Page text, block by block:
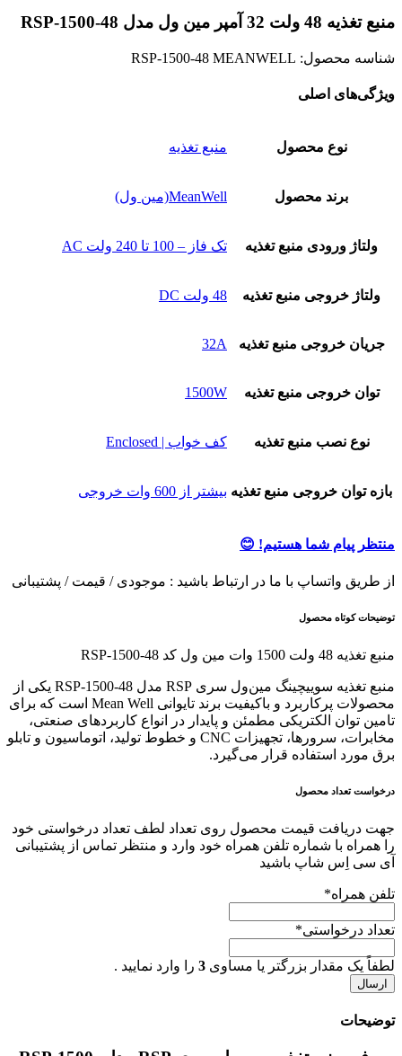
منبع تغذیه 48 ولت 32 آمپر مین ول مدل RSP-1500-48
شناسه محصول: RSP-1500-48 MEANWELL
ویژگی‌های اصلی
نوع محصول منبع تغذیه
برند محصول MeanWell(مین ول)
ولتاژ ورودی منبع تغذیه تک فاز – 100 تا 240 ولت AC
ولتاژ خروجی منبع تغذیه 48 ولت DC
جریان خروجی منبع تغذیه 32A
توان خروجی منبع تغذیه 1500W
نوع نصب منبع تغذیه کف خواب | Enclosed
بازه توان خروجی منبع تغذیه بیشتر از 600 وات خروجی
منتظر پیام شما هستیم! 😊
از طریق واتساپ با ما در ارتباط باشید : موجودی / قیمت / پشتیبانی
توضیحات کوتاه محصول
منبع تغذیه 48 ولت 1500 وات مین ول کد RSP-1500-48
منبع تغذیه سوییچینگ مین‌ول سری RSP مدل RSP-1500-48 یکی از
محصولات پرکاربرد و باکیفیت برند تایوانی Mean Well است که برای
تامین توان الکتریکی مطمئن و پایدار در انواع کاربردهای صنعتی،
مخابرات، سرورها، تجهیزات CNC و خطوط تولید، اتوماسیون و تابلو
برق مورد استفاده قرار می‌گیرد.
درخواست تعداد محصول
جهت دریافت قیمت محصول روی تعداد لطف تعداد درخواستی خود
را همراه با شماره تلفن همراه خود وارد و منتظر تماس از پشتیبانی
آی سی اِس شاپ باشید
تلفن همراه*
تعداد درخواستی*
لطفاً یک مقدار بزرگتر یا مساوی 3 را وارد نمایید .
توضیحات